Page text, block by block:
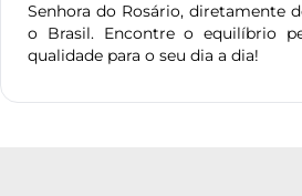
Senhora do Rosário, diretamente
o Brasil. Encontre o equilíbrio
qualidade para o seu dia a dia!